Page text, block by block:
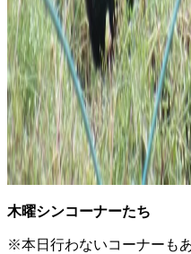
木曜シンコーナーたち
※本日行わないコーナーも